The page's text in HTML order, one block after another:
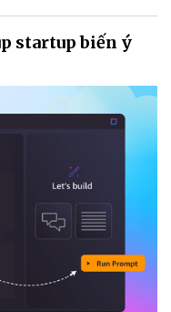
startup biến ý